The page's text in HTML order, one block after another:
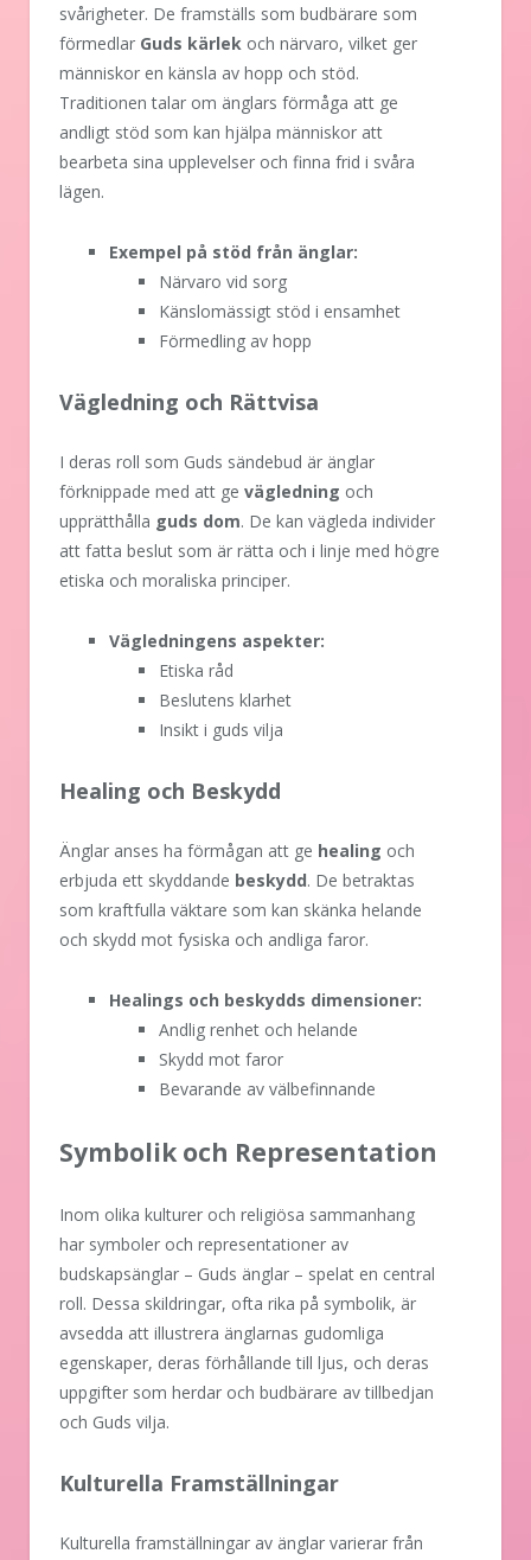
svårigheter. De framställs som budbärare som
förmedlar Guds kärlek och närvaro, vilket ger
människor en känsla av hopp och stöd.
Traditionen talar om änglars förmåga att ge
andligt stöd som kan hjälpa människor att
bearbeta sina upplevelser och finna frid i svåra
lägen.
Exempel på stöd från änglar:
Närvaro vid sorg
Känslomässigt stöd i ensamhet
Förmedling av hopp
Vägledning och Rättvisa
I deras roll som Guds sändebud är änglar
förknippade med att ge vägledning och
upprätthålla guds dom. De kan vägleda individer
att fatta beslut som är rätta och i linje med högre
etiska och moraliska principer.
Vägledningens aspekter:
Etiska råd
Beslutens klarhet
Insikt i guds vilja
Healing och Beskydd
Änglar anses ha förmågan att ge healing och
erbjuda ett skyddande beskydd. De betraktas
som kraftfulla väktare som kan skänka helande
och skydd mot fysiska och andliga faror.
Healings och beskydds dimensioner:
Andlig renhet och helande
Skydd mot faror
Bevarande av välbefinnande
Symbolik och Representation
Inom olika kulturer och religiösa sammanhang
har symboler och representationer av
budskapsänglar – Guds änglar – spelat en central
roll. Dessa skildringar, ofta rika på symbolik, är
avsedda att illustrera änglarnas gudomliga
egenskaper, deras förhållande till ljus, och deras
uppgifter som herdar och budbärare av tillbedjan
och Guds vilja.
Kulturella Framställningar
Kulturella framställningar av änglar varierar från